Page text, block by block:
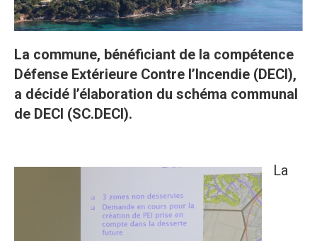
La commune, bénéficiant de la compétence
Défense Extérieure Contre l’Incendie (DECI),
a décidé l’élaboration du schéma communal
de DECI (SC.DECI).
La